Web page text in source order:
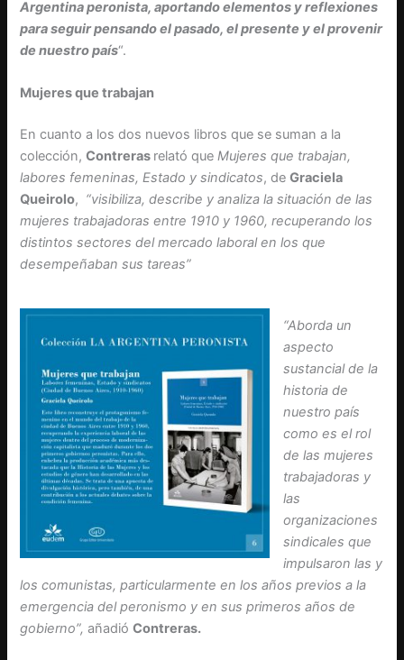
Argentina peronista, aportando elementos y reflexiones
para seguir pensando el pasado, el presente y el provenir
de nuestro país“.
Mujeres que trabajan
En cuanto a los dos nuevos libros que se suman a la
colección,Contreras relató queMujeres que trabajan,
labores femeninas, Estado y sindicatos, deGraciela
Queirolo, “visibiliza, describe y analiza la situación de las
mujeres trabajadoras entre 1910 y 1960, recuperando los
distintos sectores del mercado laboral en los que
desempeñaban sus tareas”
“Aborda un
aspecto
sustancial de la
historia de
nuestro país
como es el rol
de las mujeres
trabajadoras y
las
organizaciones
sindicales que
impulsaron las y
los comunistas, particularmente en los años previos a la
emergencia del peronismo y en sus primeros años de
gobierno”, añadióContreras.